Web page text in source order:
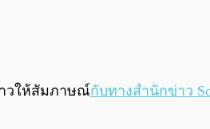
วให้สัมภาษณ์กับทางสำนักข่าว